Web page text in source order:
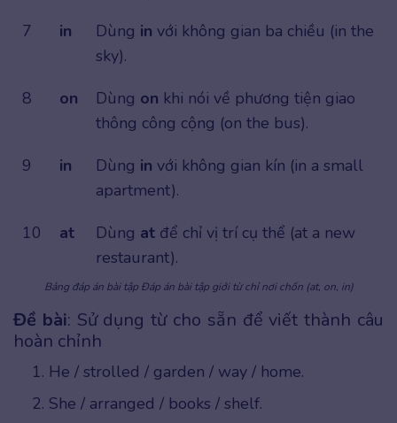
7
in Dùng in với không gian ba chiều (in the
sky).
8
on Dùng on khi nói về phương tiện giao
thông công cộng (on the bus).
9
in Dùng in với không gian kín (in a small
apartment).
10
at Dùng at để chỉ vị trí cụ thể (at a new
restaurant).
Bảng đáp án bài tập Đáp án bài tập giới từ chỉ nơi chốn (at, on, in)
Đề bài: Sử dụng từ cho sẵn để viết thành câu
hoàn chỉnh
He / strolled / garden / way / home.
She / arranged / books / shelf.